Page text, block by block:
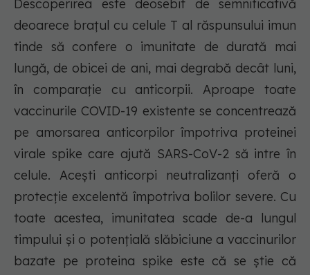
Descoperirea este deosebit de semnificativă
deoarece brațul cu celule T al răspunsului imun
tinde să confere o imunitate de durată mai
lungă, de obicei de ani, mai degrabă decât luni,
în comparație cu anticorpii. Aproape toate
vaccinurile COVID-19 existente se concentrează
pe amorsarea anticorpilor împotriva proteinei
virale spike care ajută SARS-CoV-2 să intre în
celule. Acești anticorpi neutralizanți oferă o
protecție excelentă împotriva bolilor severe. Cu
toate acestea, imunitatea scade de-a lungul
timpului și o potențială slăbiciune a vaccinurilor
bazate pe proteina spike este că se știe că